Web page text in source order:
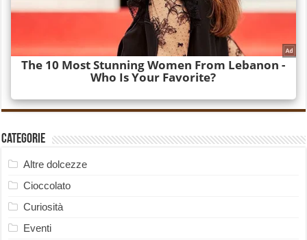
Categorie
Altre dolcezze
Cioccolato
Curiosità
Eventi